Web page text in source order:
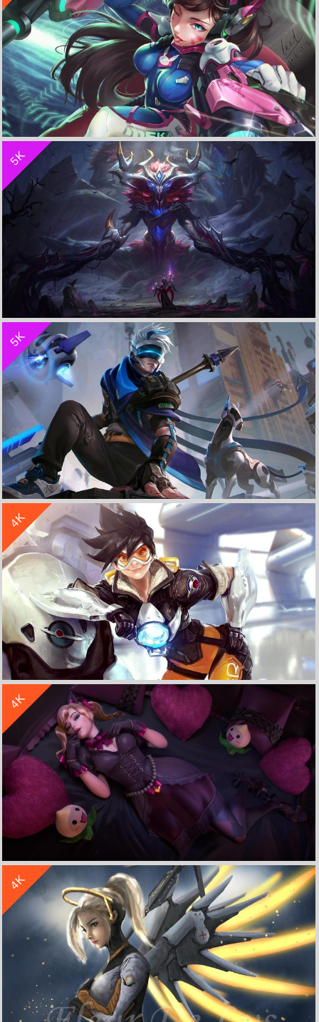
《守望先锋》Dva 4K高清游戏壁纸
5K
翠神 永恒之森 艾翁《LOL英雄联盟》4k高清电脑桌面
立 即 下 载
收 藏
5K
次元傲视-杨戬《王者荣耀》 4K高清电脑桌面
立 即 下 载
收 藏
4K
《守望先锋》猎空 4K桌面高清壁纸
立 即 下 载
收 藏
4K
《守望先锋》天使 4K电脑高清壁纸
立 即 下 载
收 藏
4K